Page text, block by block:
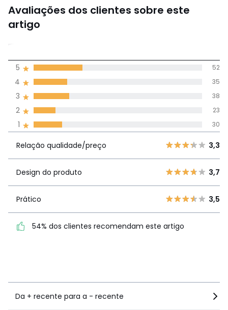
Avaliações dos clientes sobre este
artigo
3,3
1
3
qualidade/preço
3,3
produto
Prático
3,5
54% dos clientes
1 30
2 23
3 38
4 35
5 52
Relação qualidade/preço 3,3
Design do produto 3,7
Prático 3,5
54% dos clientes recomendam este artigo
Da + recente para a - recente